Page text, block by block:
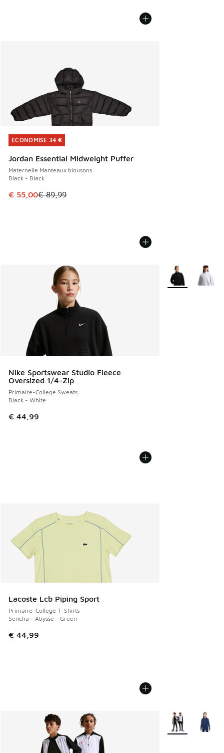
ÉCONOMISE 34 €
Jordan Essential Midweight Puffer
Maternelle Manteaux blousons
Black - Black
Cet article est en promotion. Prix en baisse de € 89,99 à
€ 55,00€ 89,99
ÉCONOMISE 34 €
Nike Sportswear Studio Fleece
Oversized 1/4-Zip
Primaire-College Sweats
Black - White
€ 44,99
Plus de couleurs
Lacoste Lcb Piping Sport
Primaire-College T-Shirts
Sencha - Abysse - Green
€ 44,99
Plus de couleurs